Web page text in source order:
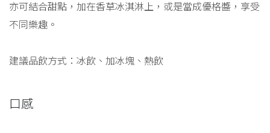
亦可結合甜點，加在香草冰淇淋上，或是當成優格醬，享受
不同樂趣。
建議品飲方式：冰飲、加冰塊、熱飲
口感